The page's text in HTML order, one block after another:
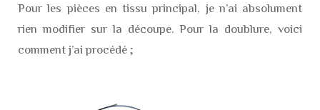
Pour les pièces en tissu principal, je n’ai absolument
rien modifier sur la découpe. Pour la doublure, voici
comment j’ai procédé ;